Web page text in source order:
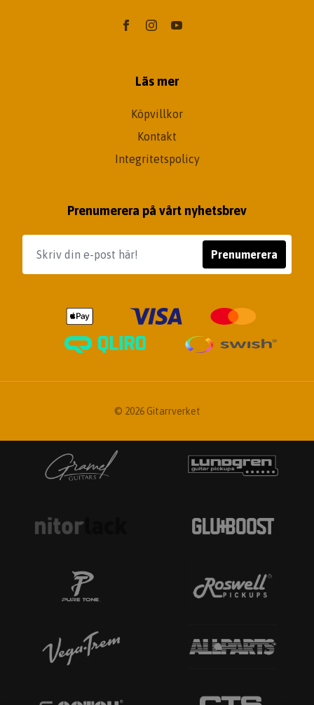
Läs mer
Köpvillkor
Kontakt
Integritetspolicy
Prenumerera på vårt nyhetsbrev
Prenumerera
© 2026 Gitarrverket